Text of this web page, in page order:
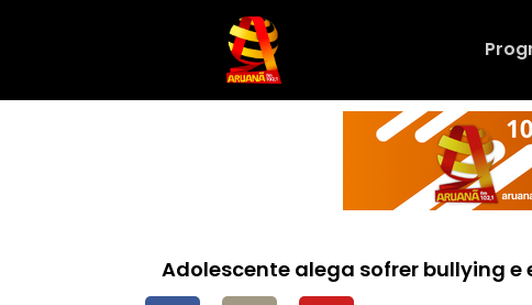
Adolescente alega sofrer bullying